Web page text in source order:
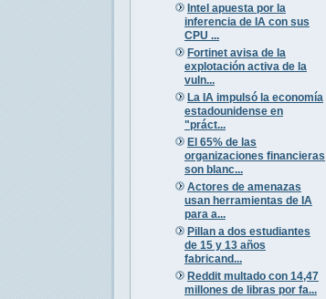
Intel apuesta por la
inferencia de IA con sus
CPU ...
Fortinet avisa de la
explotación activa de la
vuln...
La IA impulsó la economía
estadounidense en
"práct...
El 65% de las
organizaciones financieras
son blanc...
Actores de amenazas
usan herramientas de IA
para a...
Pillan a dos estudiantes
de 15 y 13 años
fabricand...
Reddit multado con 14,47
millones de libras por fa...